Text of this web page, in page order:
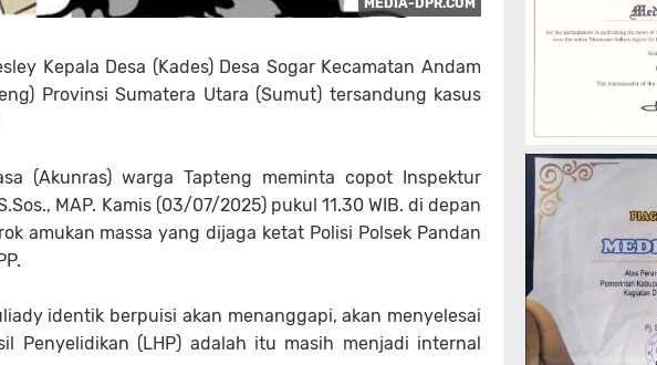
Kepala Desa (Kades) Desa Sogar Kecamatan Andam
Provinsi Sumatera Utara (Sumut) tersandung kasus
(Akunras) warga Tapteng meminta copot Inspektur
MAP. Kamis (03/07/2025) pukul 11.30 WIB. di depan
amukan massa yang dijaga ketat Polisi Polsek Pandan
identik berpuisi akan menanggapi, akan menyelesai
Penyelidikan (LHP) adalah itu masih menjadi internal